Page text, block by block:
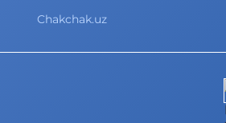
Chakchak.uz